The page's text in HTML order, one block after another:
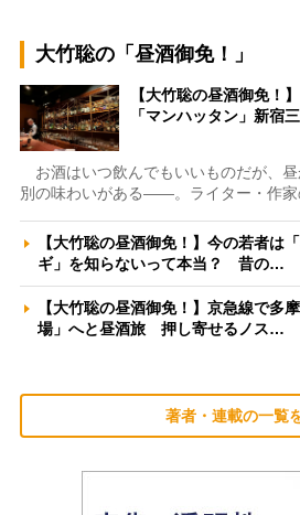
大竹聡の「昼酒御免！」
【大竹聡の昼酒御免！
「マンハッタン」新宿
お酒はいつ飲んでもいいものだが、
別の味わいがある――。ライター・作家
【大竹聡の昼酒御免！】今の若者は
ギ」を知らないって本当？ 昔の…
【大竹聡の昼酒御免！】京急線で多
場」へと昼酒旅 押し寄せるノス…
著者・連載の一覧